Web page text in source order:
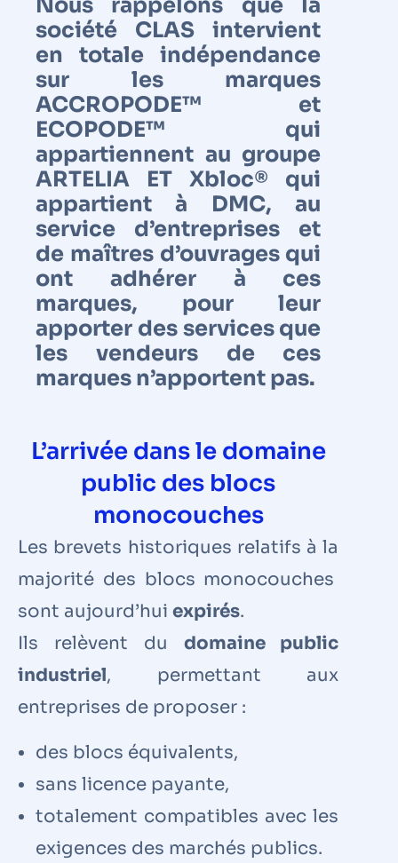
Nous rappelons que la
société CLAS intervient
en totale indépendance
sur les marques
ACCROPODE™ et
ECOPODE™ qui
appartiennent au groupe
ARTELIA ET Xbloc® qui
appartient à DMC, au
service d’entreprises et
de maîtres d’ouvrages qui
ont adhérer à ces
marques, pour leur
apporter des services que
les vendeurs de ces
marques n’apportent pas.
L’arrivée dans le domaine
public des blocs
monocouches
Les brevets historiques relatifs à la
majorité des blocs monocouches
sont aujourd’hui expirés.
Ils relèvent du domaine public
industriel, permettant aux
entreprises de proposer :
des blocs équivalents,
sans licence payante,
totalement compatibles avec les
exigences des marchés publics.